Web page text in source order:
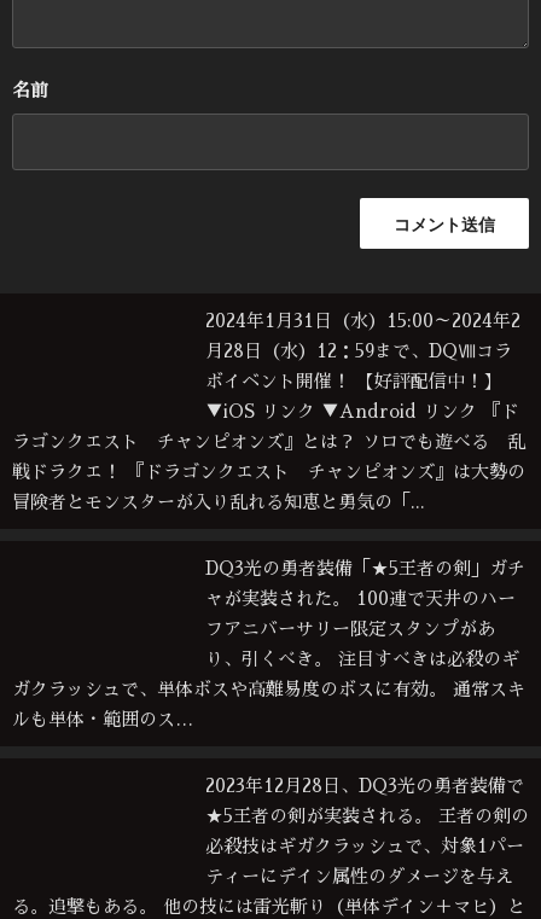
名前
2024年1月31日（水）15:00～2024年2
月28日（水）12：59まで、DQⅧコラ
ボイベント開催！ 【好評配信中！】
▼iOS リンク ▼Android リンク 『ド
ラゴンクエスト チャンピオンズ』とは？ ソロでも遊べる 乱
戦ドラクエ！ 『ドラゴンクエスト チャンピオンズ』は大勢の
冒険者とモンスターが入り乱れる知恵と勇気の「...
DQ3光の勇者装備「★5王者の剣」ガチ
ャが実装された。 100連で天井のハー
フアニバーサリー限定スタンプがあ
り、引くべき。 注目すべきは必殺のギ
ガクラッシュで、単体ボスや高難易度のボスに有効。 通常スキ
ルも単体・範囲のス…
2023年12月28日、DQ3光の勇者装備で
★5王者の剣が実装される。 王者の剣の
必殺技はギガクラッシュで、対象1パー
ティーにデイン属性のダメージを与え
る。追撃もある。 他の技には雷光斬り（単体デイン＋マヒ）と